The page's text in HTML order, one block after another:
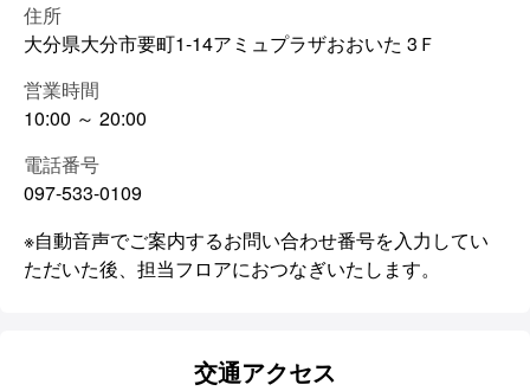
住所
大分県大分市要町1-14アミュプラザおおいた 3Ｆ
営業時間
10:00 ～ 20:00
電話番号
097-533-0109
※自動音声でご案内するお問い合わせ番号を入力してい
ただいた後、担当フロアにおつなぎいたします。
交通アクセス